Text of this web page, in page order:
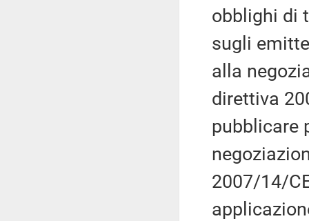
obblighi di
sugli
alla
direttiva
pubblicare
2007/14/